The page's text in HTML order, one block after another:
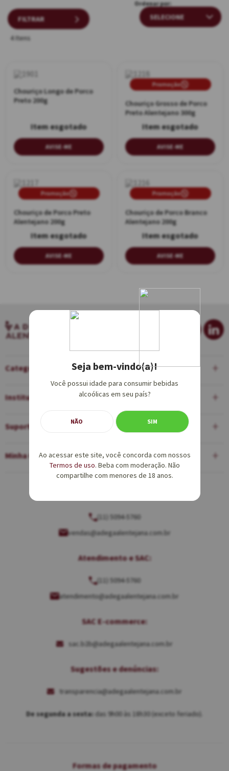
4 Itens
FILTRAR
Ordenar por:
Chouriço Longo de Porco
Preto 200g
AVISE-ME
Promoção
Chouriço Grosso de Porco
Preto Alentejano 300g
AVISE-ME
Promoção
Chouriço de Porco Preto
Alentejano 200g
AVISE-ME
Promoção
Chouriço de Porco Branco
Alentejano 200g
AVISE-ME
Categorias
Institucional
Suporte
Minha Conta
(11) 5094-5760
vendas@adegaalentejana.com.br
Atendimento e SAC:
(11) 5094-5760
atendimento@adegaalentejana.com.br
SAC E-commerce:
sac.b2b@adegaalentejana.com.br
Sugestões e denúncias:
transparencia@adegaalentejana.com.br
De segunda a sexta: das 9h00 às 18h30 (exceto feriado).
Formas de pagamento
Seja bem-vindo(a)!
Você possui idade para consumir bebidas
alcoólicas em seu país?
NÃO SIM
Ao acessar este site, você concorda com nossos
Termos de uso. Beba com moderação. Não
compartilhe com menores de 18 anos.